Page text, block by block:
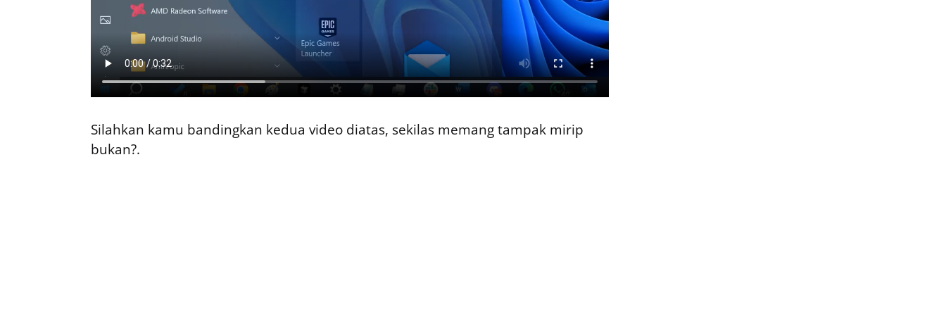
Silahkan kamu bandingkan kedua video diatas, sekilas memang tampak mirip
bukan?.